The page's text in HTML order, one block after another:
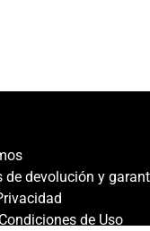
de devolución y
de Uso